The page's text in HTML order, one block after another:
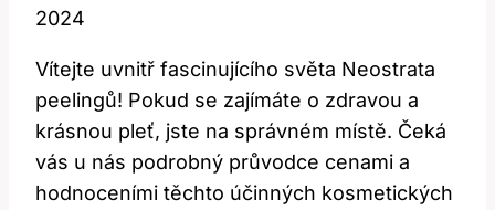
2024
Vítejte uvnitř‍ fascinujícího světa Neostrata
peelingů! Pokud se zajímáte o zdravou a
krásnou pleť,​ jste na ⁤správném místě. Čeká
vás u nás podrobný průvodce cenami a
hodnoceními těchto⁢ účinných kosmetických